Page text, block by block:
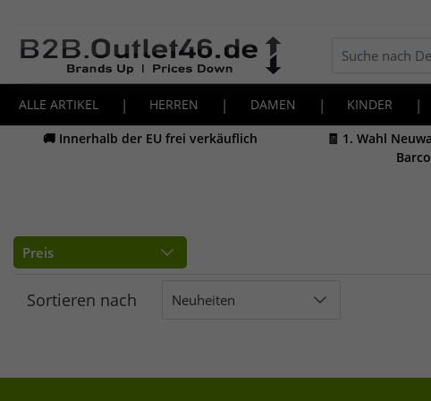
ALLE ARTIKEL | HERREN | DAMEN | KINDER |
🚚 Innerhalb der EU frei verkäuflich
🧾 1. Wahl
Preis
Sortieren nach Neuheiten